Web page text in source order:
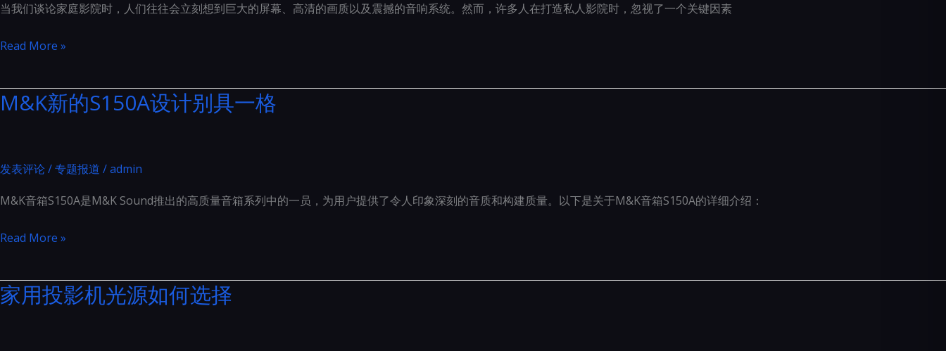
国
影
当我们谈论家庭影院时，人们往往会立刻想到巨大的屏幕、高清的画质以及震撼的音响系统。然而，许多人在打造私人影院时，忽视了一个关键因素
家
影
院
形
雄：
的
五
Read More »
M&K新的S150A设计别具一格
发表评论/专题报道 /admin
M&K音箱S150A是M&K Sound推出的高质量音箱系列中的一员，为用户提供了令人印象深刻的音质和构建质量。以下是关于M&K音箱S150A的详细介绍：
M&K
的
S150A
Read More »
家用投影机光源如何选择